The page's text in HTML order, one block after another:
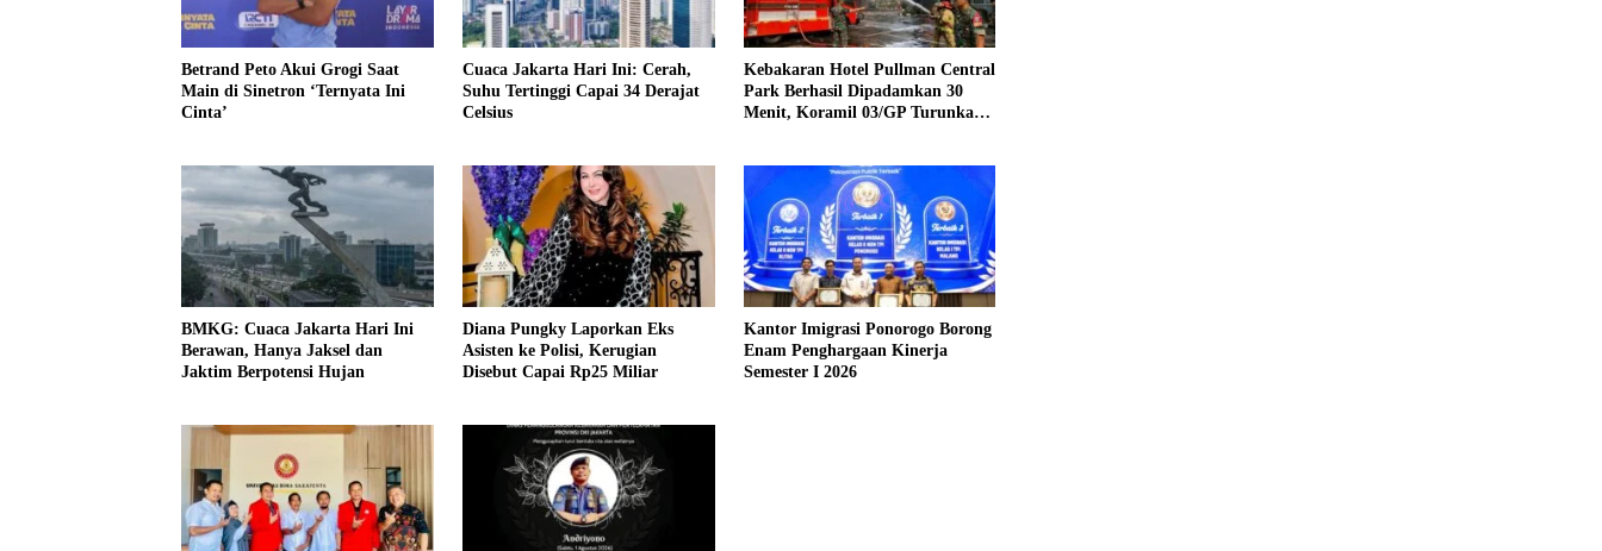
Betrand Peto Akui Grogi Saat
Main di Sinetron ‘Ternyata Ini
Cinta’
Cuaca Jakarta Hari Ini: Cerah,
Suhu Tertinggi Capai 34 Derajat
Celsius
Kebakaran Hotel Pullman Central
Park Berhasil Dipadamkan 30
Menit, Koramil 03/GP Turunkan
BMKG: Cuaca Jakarta Hari Ini
Berawan, Hanya Jaksel dan
Jaktim Berpotensi Hujan
Diana Pungky Laporkan Eks
Asisten ke Polisi, Kerugian
Disebut Capai Rp25 Miliar
Kantor Imigrasi Ponorogo Borong
Enam Penghargaan Kinerja
Semester I 2026